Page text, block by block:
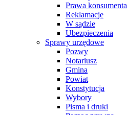
Prawa konsumenta
Reklamacje
W sądzie
Ubezpieczenia
Sprawy urzędowe
Pozwy
Notariusz
Gmina
Powiat
Konstytucja
Wybory
Pisma i druki